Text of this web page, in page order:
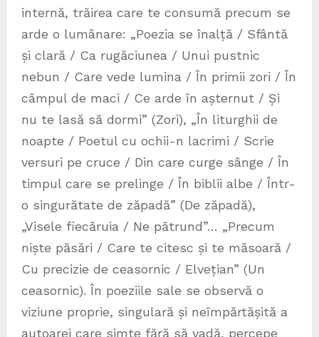
internă, trăirea care te consumă precum se
arde o lumânare: „Poezia se înalță / Sfântă
și clară / Ca rugăciunea / Unui pustnic
nebun / Care vede lumina / În primii zori / În
câmpul de maci / Ce arde în așternut / Și
nu te lasă să dormi” (Zori), „În liturghii de
noapte / Poetul cu ochii-n lacrimi / Scrie
versuri pe cruce / Din care curge sânge / În
timpul care se prelinge / În biblii albe / Într-
o singurătate de zăpadă” (De zăpadă),
„Visele fiecăruia / Ne pătrund”… „Precum
niște păsări / Care te citesc și te măsoară /
Cu precizie de ceasornic / Elvețian” (Un
ceasornic). În poeziile sale se observă o
viziune proprie, singulară și neîmpărtășită a
autoarei care simte fără să vadă, percepe